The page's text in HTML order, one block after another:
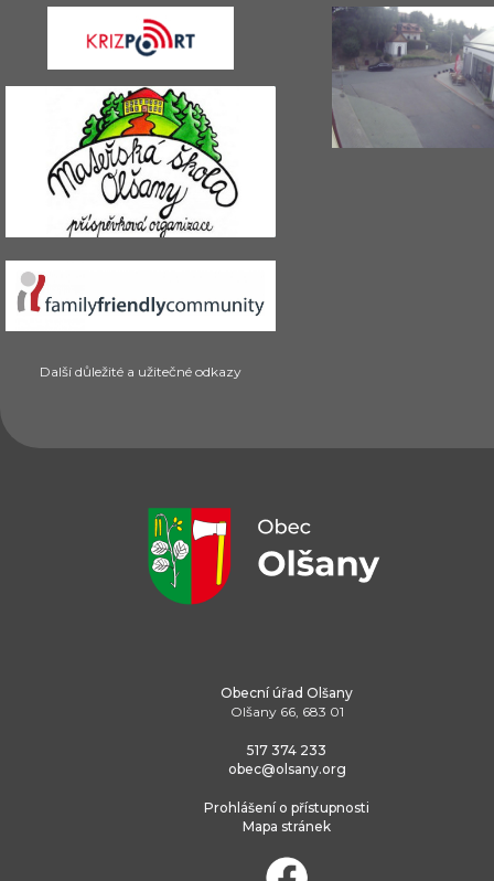
Další důležité a užitečné odkazy
Obecní úřad Olšany
Olšany 66, 683 01
517 374 233
obec@olsany.org
Prohlášení o přístupnosti
Mapa stránek